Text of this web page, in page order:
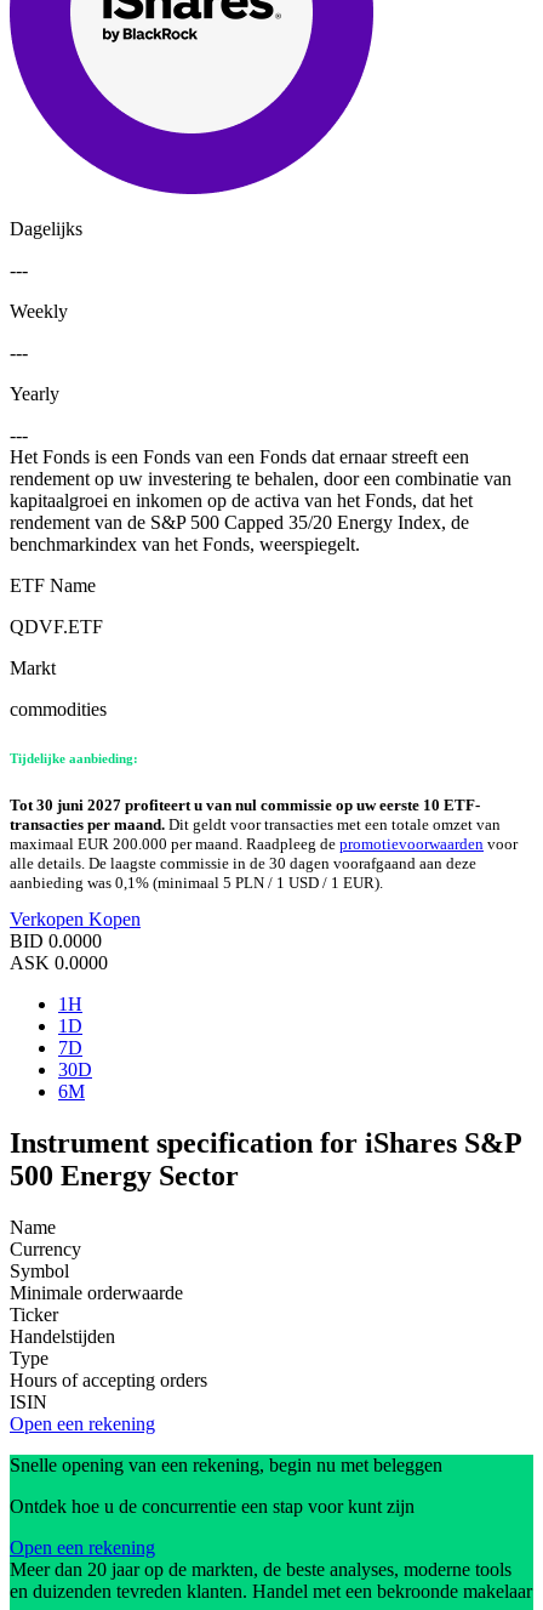
Dagelijks
---
Weekly
---
Yearly
---
Het Fonds is een Fonds van een Fonds dat ernaar streeft een
rendement op uw investering te behalen, door een combinatie van
kapitaalgroei en inkomen op de activa van het Fonds, dat het
rendement van de S&P 500 Capped 35/20 Energy Index, de
benchmarkindex van het Fonds, weerspiegelt.
ETF Name
QDVF.ETF
Markt
commodities
Tijdelijke aanbieding:
Tot 30 juni 2027 profiteert u van nul commissie op uw eerste 10 ETF-
transacties per maand. Dit geldt voor transacties met een totale omzet van
maximaal EUR 200.000 per maand. Raadpleeg de promotievoorwaarden voor
alle details. De laagste commissie in de 30 dagen voorafgaand aan deze
aanbieding was 0,1% (minimaal 5 PLN / 1 USD / 1 EUR).
Verkopen Kopen
BID 0.0000
ASK 0.0000
1H
1D
7D
30D
6M
Instrument specification for iShares S&P
500 Energy Sector
Name
Currency
Symbol
Minimale orderwaarde
Ticker
Handelstijden
Type
Hours of accepting orders
ISIN
Open een rekening
Snelle opening van een rekening, begin nu met beleggen
Ontdek hoe u de concurrentie een stap voor kunt zijn
Open een rekening
Meer dan 20 jaar op de markten, de beste analyses, moderne tools
en duizenden tevreden klanten. Handel met een bekroonde makelaar